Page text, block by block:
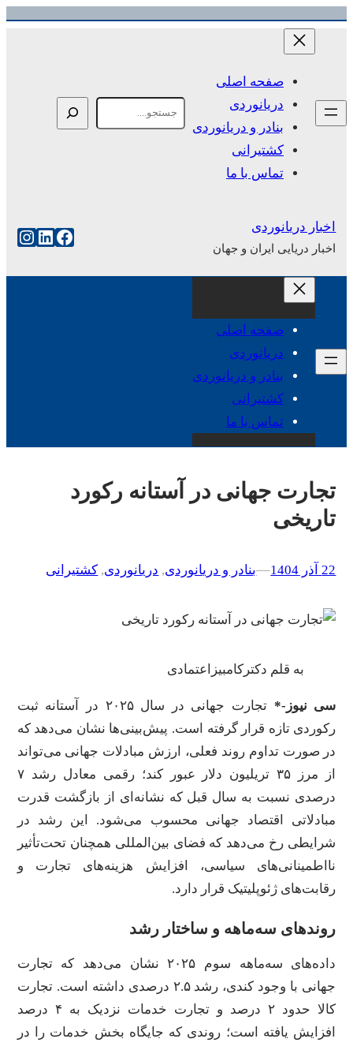
رفتن
صفحه اصلی
دریانوردی
بنادر و دریانوردی
کشتیرانی
تماس با ما
اخبار دریانوردی
اخبار دریایی ایران و جهان
فیس‌بوک
صفحه اصلی
دریانوردی
بنادر و دریانوردی
کشتیرانی
تماس با ما
تجارت جهانی در آستانه رکورد
تاریخی
22 آذر 1404 –
–بنادر و دریانوردی, دریانوردی, کشتیرانی
به قلم دکترکامبیزاعتمادی
سی نیوز-*
تجارت جهانی در سال ۲۰۲۵ در آستانه ثبت
رکوردی تازه قرار گرفته است. پیش‌بینی‌ها نشان می‌دهد که
در صورت تداوم روند فعلی، ارزش مبادلات جهانی می‌تواند
از مرز ۳۵ تریلیون دلار عبور کند؛ رقمی معادل رشد ۷
درصدی نسبت به سال قبل که نشانه‌ای از بازگشت قدرت
مبادلاتی اقتصاد جهانی محسوب می‌شود. این رشد در
شرایطی رخ می‌دهد که فضای بین‌المللی همچنان تحت‌تأثیر
نااطمینانی‌های سیاسی، افزایش هزینه‌های تجارت و
رقابت‌های ژئوپلیتیک قرار دارد.
روندهای سه‌ماهه و ساختار رشد
داده‌های سه‌ماهه سوم ۲۰۲۵ نشان می‌دهد که تجارت
جهانی با وجود کندی، رشد ۲.۵ درصدی داشته است. تجارت
کالا حدود ۲ درصد و تجارت خدمات نزدیک به ۴ درصد
افزایش یافته است؛ روندی که جایگاه بخش خدمات را در